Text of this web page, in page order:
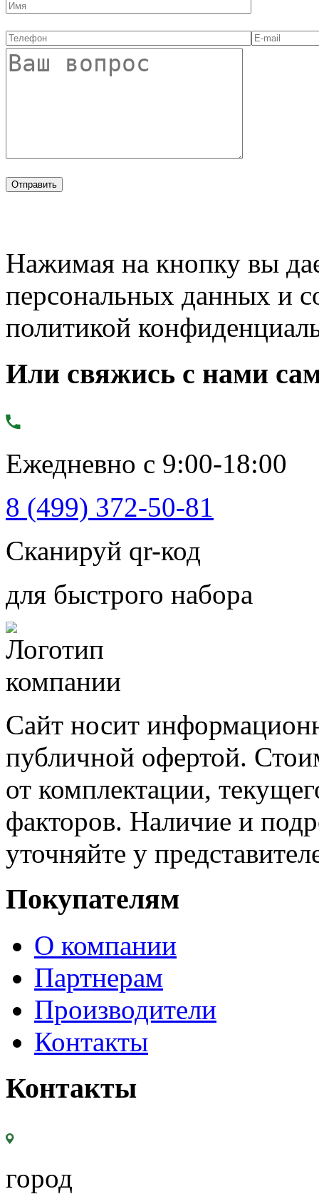
Нажимая на кнопку вы
персональных данных и
политикой
Или свяжись с нами
Ежедневно с 9:00-18:00
8 (499) 372-50-81
Сканируй qr-код
для быстрого набора
Сайт носит
публичной офертой.
от комплектации,
факторов. Наличие и
уточняйте у
Покупателям
О компании
Партнерам
Производители
Контакты
Контакты
город